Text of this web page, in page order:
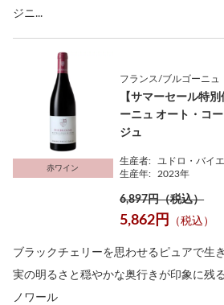
ジニ...
赤ワイン
フランス/ブルゴーニュ
【サマーセール特
ーニュ オート・コ
ジュ
生産者:
ユドロ・バイエ
生産年:
2023年
6,897円（税込）
5,862円 （税込）
ブラックチェリーを思わせるピュアで生
実の明るさと穏やかな奥行きが印象に残
ノワール